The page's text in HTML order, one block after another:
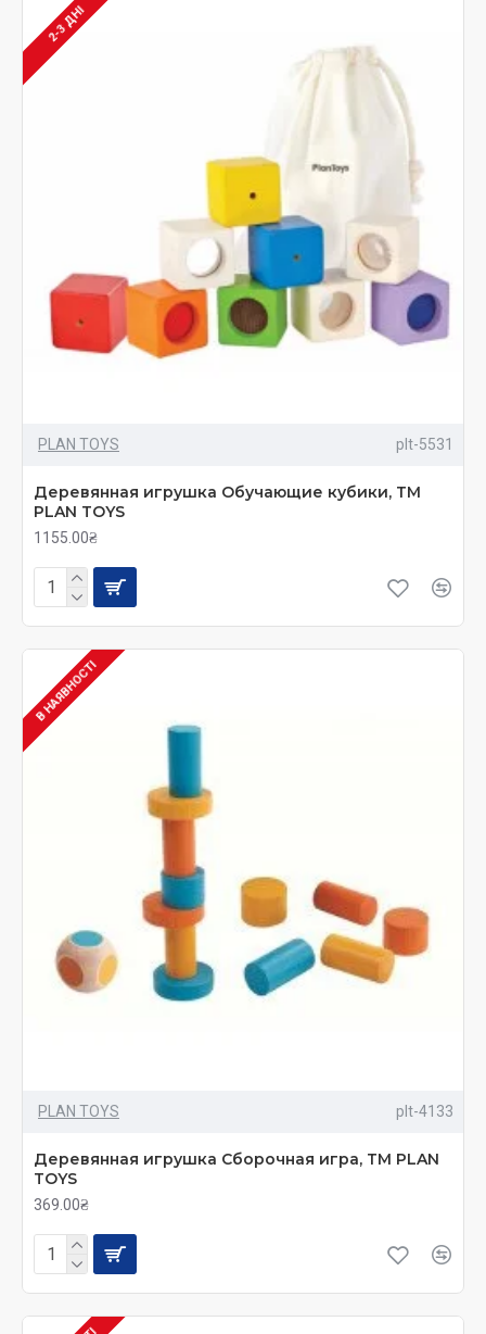
2-3 ДНІ
PLAN TOYS plt-5531
Деревянная игрушка Обучающие кубики, ТМ
PLAN TOYS
1155.00₴
В НАЯВНОСТІ
PLAN TOYS plt-4133
Деревянная игрушка Сборочная игра, ТМ PLAN
TOYS
369.00₴